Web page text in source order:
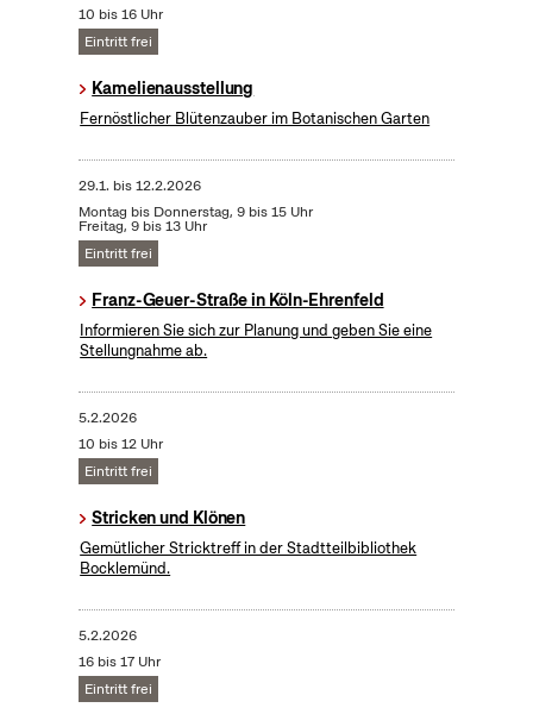
10 bis 16 Uhr
Eintritt frei
Kamelienausstellung
Fernöstlicher Blütenzauber im Botanischen Garten
29.1. bis12.2.2026
Montag bis Donnerstag, 9 bis 15 Uhr
Freitag, 9 bis 13 Uhr
Eintritt frei
Franz-Geuer-Straße in Köln-Ehrenfeld
Informieren Sie sich zur Planung und geben Sie eine
Stellungnahme ab.
5.2.2026
10 bis 12 Uhr
Eintritt frei
Stricken und Klönen
Gemütlicher Stricktreff in der Stadtteilbibliothek
Bocklemünd.
5.2.2026
16 bis 17 Uhr
Eintritt frei